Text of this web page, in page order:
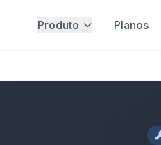
Produto Planos